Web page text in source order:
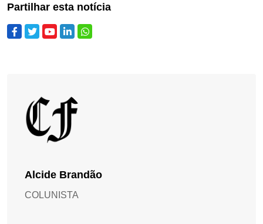
Partilhar esta notícia
Alcide Brandão
COLUNISTA